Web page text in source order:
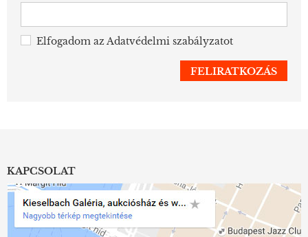
Elfogadom azAdatvédelmi szabályzatot
KAPCSOLAT